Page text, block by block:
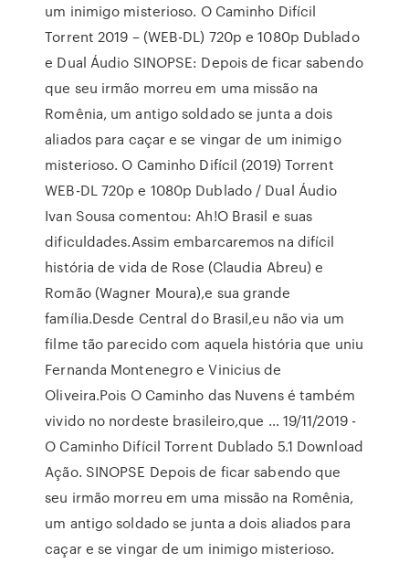
um inimigo misterioso. O Caminho Difícil
Torrent 2019 – (WEB-DL) 720p e 1080p Dublado
e Dual Áudio SINOPSE: Depois de ficar sabendo
que seu irmão morreu em uma missão na
Romênia, um antigo soldado se junta a dois
aliados para caçar e se vingar de um inimigo
misterioso. O Caminho Difícil (2019) Torrent
WEB-DL 720p e 1080p Dublado / Dual Áudio
Ivan Sousa comentou: Ah!O Brasil e suas
dificuldades.Assim embarcaremos na difícil
história de vida de Rose (Claudia Abreu) e
Romão (Wagner Moura),e sua grande
família.Desde Central do Brasil,eu não via um
filme tão parecido com aquela história que uniu
Fernanda Montenegro e Vinicius de
Oliveira.Pois O Caminho das Nuvens é também
vivido no nordeste brasileiro,que … 19/11/2019 -
O Caminho Difícil Torrent Dublado 5.1 Download
Ação. SINOPSE Depois de ficar sabendo que
seu irmão morreu em uma missão na Romênia,
um antigo soldado se junta a dois aliados para
caçar e se vingar de um inimigo misterioso.